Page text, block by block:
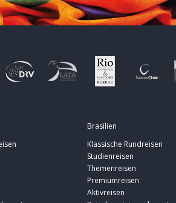
Brasilien
Klassische Rundreisen
Studienreisen
Themenreisen
Premiumreisen
Aktivreisen